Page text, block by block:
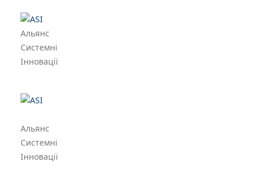
Альянс
Системні
Інновації
Альянс
Системні
Інновації